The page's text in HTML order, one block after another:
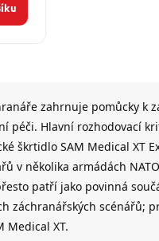
zahrnuje pomůcky k
péči. Hlavní rozhodovací
škrtidlo SAM Medical XT
v několika armádách
patří jako povinná
záchranářských scénářů;
Medical XT.